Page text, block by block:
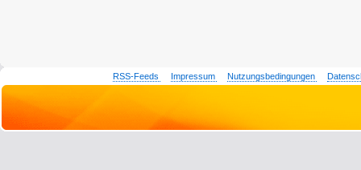
RSS-Feeds Impressum Nutzungsbedingungen